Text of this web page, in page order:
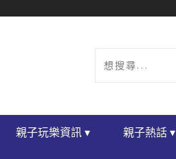
親子玩樂資訊 ▾ 親子熱話 ▾